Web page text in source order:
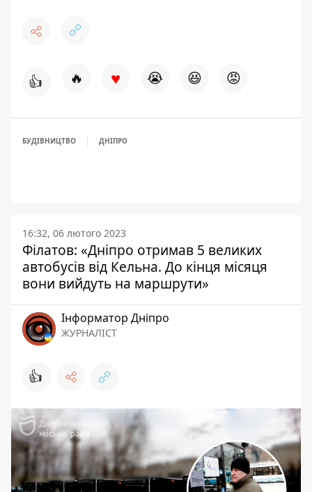
👍 🔥 ♥ 😭 😆 😡
БУДІВНИЦТВО ДНІПРО
16:32, 06 лютого 2023
Філатов: «Дніпро отримав 5 великих
автобусів від Кельна. До кінця місяця
вони вийдуть на маршрути»
Інформатор Дніпро
ЖУРНАЛІСТ
👍